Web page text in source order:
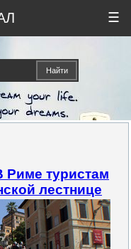
☰
Риме туристам
лестнице